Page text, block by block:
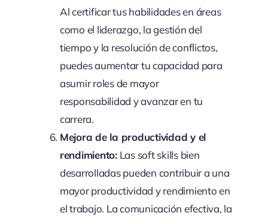
Al certificar tus habilidades en áreas
como el liderazgo, la gestión del
tiempo y la resolución de conflictos,
puedes aumentar tu capacidad para
asumir roles de mayor
responsabilidad y avanzar en tu
carrera.
Mejora de la productividad y el
rendimiento:Las soft skills bien
desarrolladas pueden contribuir a una
mayor productividad y rendimiento en
el trabajo. La comunicación efectiva, la